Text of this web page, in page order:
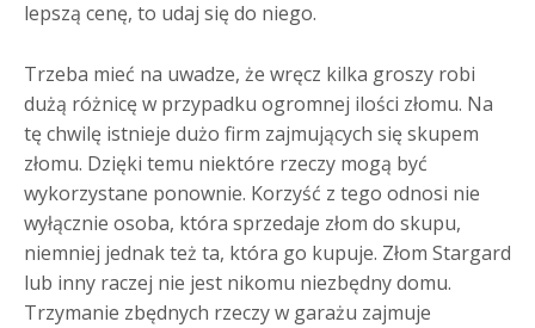
lepszą cenę, to udaj się do niego.
Trzeba mieć na uwadze, że wręcz kilka groszy robi
dużą różnicę w przypadku ogromnej ilości złomu. Na
tę chwilę istnieje dużo firm zajmujących się skupem
złomu. Dzięki temu niektóre rzeczy mogą być
wykorzystane ponownie. Korzyść z tego odnosi nie
wyłącznie osoba, która sprzedaje złom do skupu,
niemniej jednak też ta, która go kupuje. Złom Stargard
lub inny raczej nie jest nikomu niezbędny domu.
Trzymanie zbędnych rzeczy w garażu zajmuje